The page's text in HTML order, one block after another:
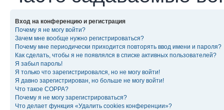
Вход на конференцию и регистрация
Почему я не могу войти?
Зачем мне вообще нужно регистрироваться?
Почему мне периодически приходится повторять ввод имени и пароля?
Как сделать, чтобы я не появлялся в списке активных пользователей?
Я забыл пароль!
Я только что зарегистрировался, но не могу войти!
Я давно зарегистрирован, но больше не могу войти!
Что такое COPPA?
Почему я не могу зарегистрироваться?
Что делает функция «Удалить cookies конференции»?